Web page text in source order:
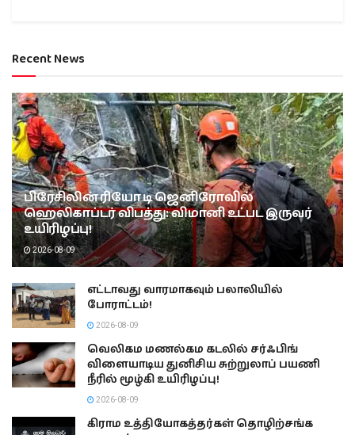
Trending Comments Latest
டாஸ்மாக் விற்பனை நிலையங்களை
தனியார்மயமாக்குவது குறித்து தமிழக
அரசு பரிசீலனை?
2026-07-29
சில நொடிகளில் நடந்த சோகம்:
கட்டான விபத்தின் அதிர்ச்சி CCTV
காட்சிகள்!
கல்முனையிலிருந்து சவுதி சிறை
அனோஜனின் வாழ்க்கை!
2026-07-28
அதிக கட்டணம் வசூலித்த வவுனியா
தனியார் வைத்தியசாலைக்கு ரூ.5
இலட்சம் அபராதம்!
2026-07-29